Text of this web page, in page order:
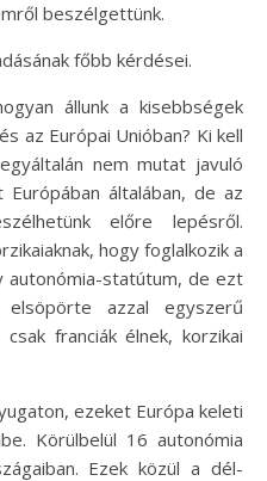
beszélgettünk.
főbb kérdései.
állunk a kisebbségek
az Európai Unióban? Ki kell
nem mutat javuló
általában, de az
előre lepésről.
hogy foglalkozik a
autonómia-statútum, de ezt
elsöpörte azzal egyszerű
franciák élnek, korzikai
ezeket Európa keleti
Körülbelül 16 autonómia
Ezek közül a dél-